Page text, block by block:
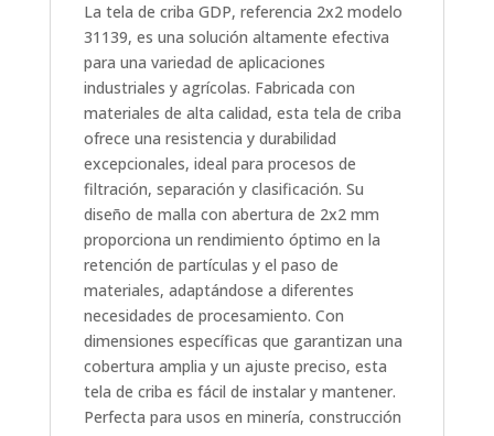
La tela de criba GDP, referencia 2x2 modelo
31139, es una solución altamente efectiva
para una variedad de aplicaciones
industriales y agrícolas. Fabricada con
materiales de alta calidad, esta tela de criba
ofrece una resistencia y durabilidad
excepcionales, ideal para procesos de
filtración, separación y clasificación. Su
diseño de malla con abertura de 2x2 mm
proporciona un rendimiento óptimo en la
retención de partículas y el paso de
materiales, adaptándose a diferentes
necesidades de procesamiento. Con
dimensiones específicas que garantizan una
cobertura amplia y un ajuste preciso, esta
tela de criba es fácil de instalar y mantener.
Perfecta para usos en minería, construcción